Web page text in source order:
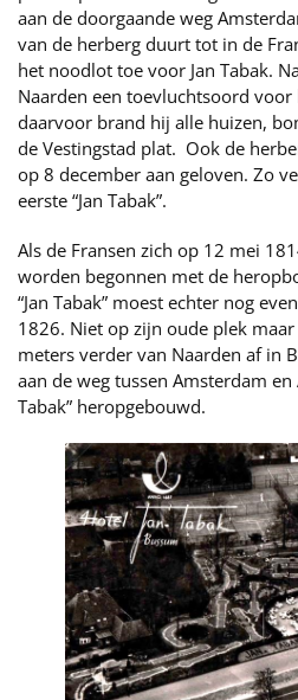
aan de doorgaande weg
van de herberg duurt tot in de
het noodlot toe voor Jan Tabak.
Naarden een toevluchtsoord voor
daarvoor brand hij alle huizen,
de Vestingstad plat. Ook de
op 8 december aan geloven. Zo
eerste “Jan Tabak”.
Als de Fransen zich op 12 mei
worden begonnen met de
“Jan Tabak” moest echter nog
1826. Niet op zijn oude plek
meters verder van Naarden af in
aan de weg tussen Amsterdam en
Tabak” heropgebouwd.